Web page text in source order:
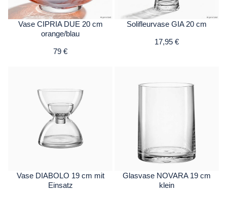
Vase CIPRIA DUE 20 cm
orange/blau
79 €
Solifleurvase GIA 20 cm
17,95 €
Vase DIABOLO 19 cm mit
Einsatz
Glasvase NOVARA 19 cm
klein